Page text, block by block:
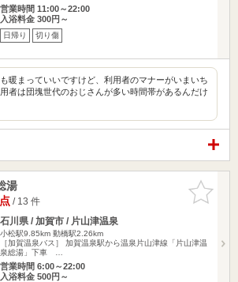
営業時間 11:00～22:00
入浴料金 300円～
日帰り 切り傷
暖まっていいですけど、利用者のマナーがいまいち
者は団塊世代のおじさんが多い時間帯があるんだけ
お気に入
りに追加
湯
/ 13 件
石川県 / 加賀市 / 片山津温泉
小松駅9.85km 動橋駅2.26km
［加賀温泉バス］ 加賀温泉駅から温泉片山津線「片山津温
泉総湯」下車 …
営業時間 6:00～22:00
入浴料金 500円～